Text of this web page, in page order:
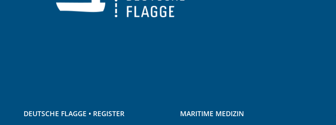
DEUTSCHE FLAGGE • REGISTER MARITIME MEDIZIN